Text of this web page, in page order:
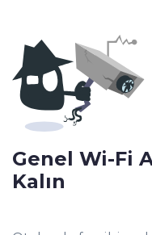
Genel Wi-Fi
Kalın